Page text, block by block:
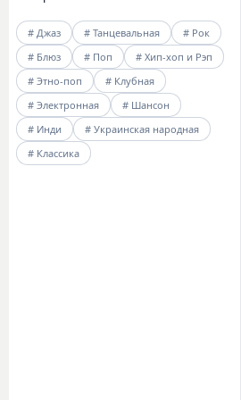
# Джаз # Танцевальная
# Рок
# Блюз
# Поп
# Хип-хоп и Рэп
# Этно-поп
# Клубная
# Электронная
# Шансон
# Инди
# Украинская народная
# Классика